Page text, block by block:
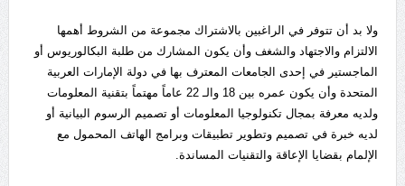
ولا بد أن تتوفر في الراغبين بالاشتراك مجموعة من الشروط أهمها
الالتزام والاجتهاد والشغف وأن يكون المشارك من طلبة البكالوريوس أو
الماجستير في إحدى الجامعات المعترف بها في دولة الإمارات العربية
المتحدة وأن يكون عمره بين 18 والـ 22 عاماً مهتماً بتقنية المعلومات
ولديه معرفة بمجال تكنولوجيا المعلومات أو تصميم الرسوم البيانية أو
لديه خبرة في تصميم وتطوير تطبيقات وبرامج الهاتف المحمول مع
الإلمام بقضايا الإعاقة والتقنيات المساندة.